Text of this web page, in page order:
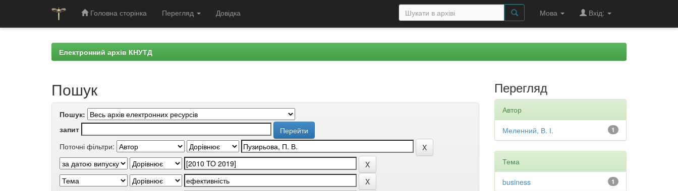
Головна сторінка Перегляд Довідка Мова Вхід:
Електронний архів КНУТД
Пошук
Пошук:
запит
Поточні фільтри:
Перегляд
Автор
1
Меленний, В. І.
Тема
1
business